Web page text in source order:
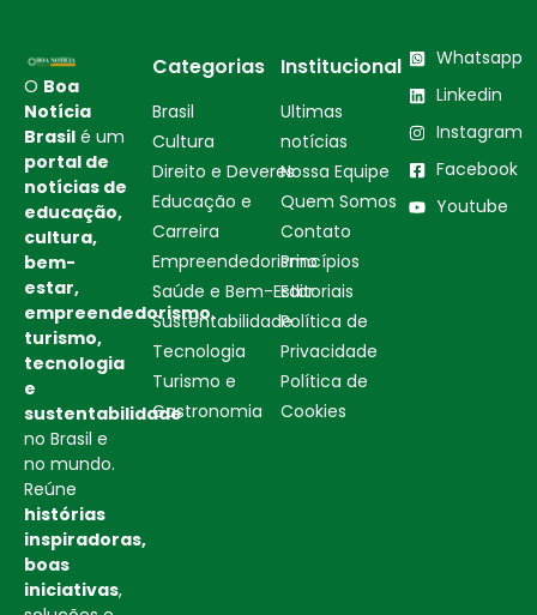
O Boa
Notícia
Brasil é um
portal de
notícias de
educação,
cultura,
bem-
estar,
empreendedorismo,
turismo,
tecnologia
e
sustentabilidade
no Brasil e
no mundo.
Reúne
histórias
inspiradoras,
boas
iniciativas,
Categorias
Brasil
Cultura
Direito e Deveres
Educação e
Carreira
Empreendedorismo
Saúde e Bem-Estar
Sustentabilidade
Tecnologia
Turismo e
Gastronomia
Institucional
Ultimas
notícias
Nossa Equipe
Quem Somos
Contato
Princípios
Editoriais
Política de
Privacidade
Política de
Cookies
Whatsapp
Linkedin
Instagram
Facebook
Youtube